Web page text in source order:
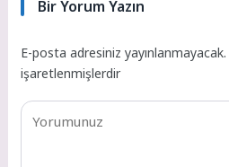
Bir Yorum Yazın
E-posta adresiniz yayınlanmayacak.
işaretlenmişlerdir